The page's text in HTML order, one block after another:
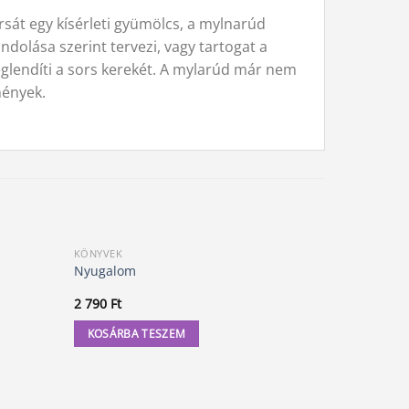
egy kísérleti gyümölcs, a mylnarúd
szerint tervezi, vagy tartogat a
a sors kerekét. A mylarúd már nem
KÖNYVEK
Nyugalom
2 790 Ft
KOSÁRBA TESZEM